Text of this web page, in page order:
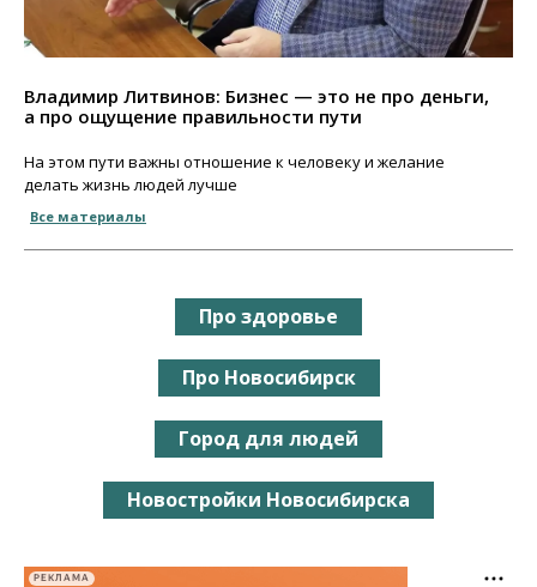
Владимир Литвинов: Бизнес — это не про деньги,
а про ощущение правильности пути
На этом пути важны отношение к человеку и желание
делать жизнь людей лучше
Все материалы
Про здоровье
Про Новосибирск
Город для людей
Новостройки Новосибирска
РЕКЛАМА